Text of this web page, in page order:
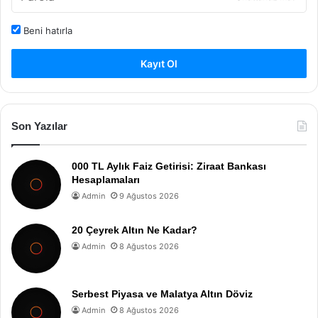
Beni hatırla
Kayıt Ol
Son Yazılar
000 TL Aylık Faiz Getirisi: Ziraat Bankası
Hesaplamaları
Admin 9 Ağustos 2026
20 Çeyrek Altın Ne Kadar?
Admin 8 Ağustos 2026
Serbest Piyasa ve Malatya Altın Döviz
Admin 8 Ağustos 2026